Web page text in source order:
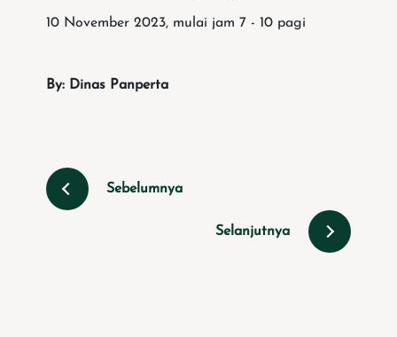
10 November 2023, mulai jam 7 - 10 pagi
By: Dinas Panperta
Sebelumnya
Selanjutnya